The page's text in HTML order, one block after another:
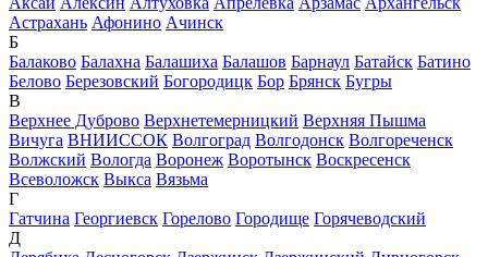
Астрахань Афонино Ачинск
Б
Балаково Балахна Балашиха Балашов Барнаул Батайск Батино
Белово Березовский Богородицк Бор Брянск Бугры
В
Верхнее Дуброво Верхнетемерницкий Верхняя Пышма
Вичуга ВНИИССОК Волгоград Волгодонск Волгореченск
Волжский Вологда Воронеж Воротынск Воскресенск
Всеволожск Выкса Вязьма
Г
Гатчина Георгиевск Горелово Городище Горячеводский
Д